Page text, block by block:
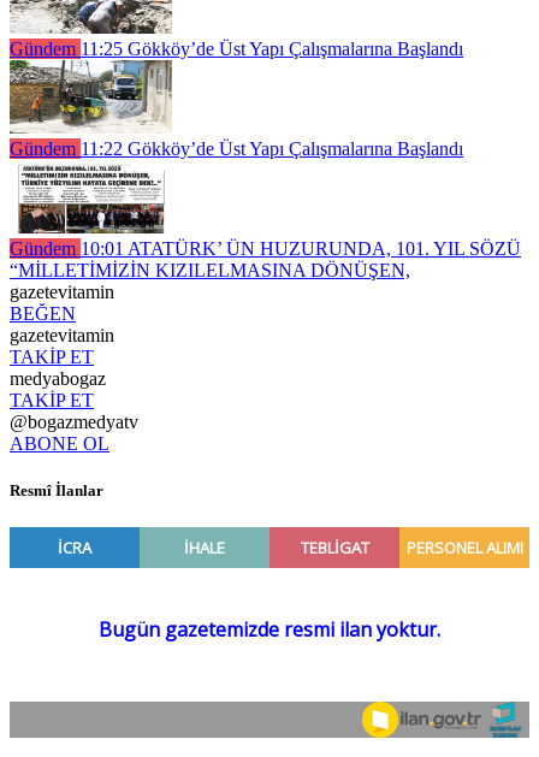
Gündem 11:25 Gökköy’de Üst Yapı Çalışmalarına Başlandı
Gündem 11:22 Gökköy’de Üst Yapı Çalışmalarına Başlandı
Gündem 10:01 ATATÜRK’ ÜN HUZURUNDA, 101. YIL SÖZÜ
“MİLLETİMİZİN KIZILELMASINA DÖNÜŞEN,
gazetevitamin
BEĞEN
gazetevitamin
TAKİP ET
medyabogaz
TAKİP ET
@bogazmedyatv
ABONE OL
Resmî İlanlar